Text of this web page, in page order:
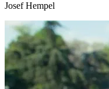
Josef Hempel